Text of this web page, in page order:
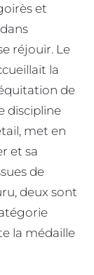
et
réjouir. Le
la
de
discipline
met en
et sa
de
deux sont
la médaille